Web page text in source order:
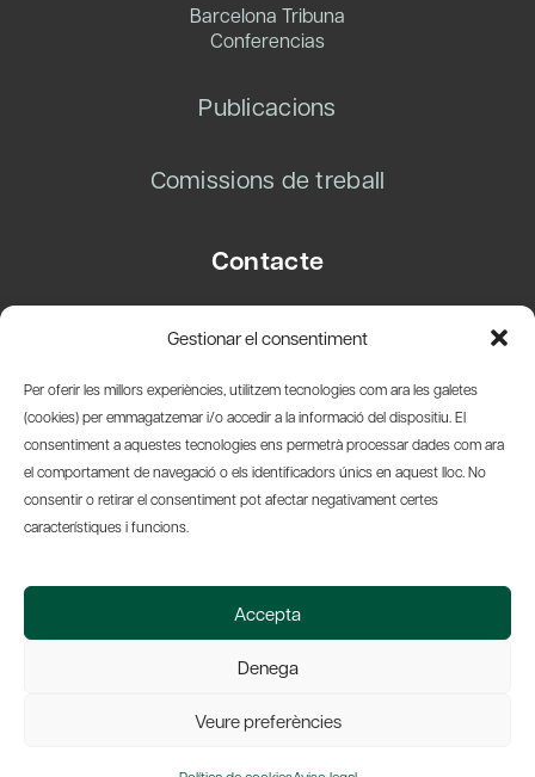
Gestionar el consentiment
Per oferir les millors experiències, utilitzem tecnologies com ara les galetes
(cookies) per emmagatzemar i/o accedir a la informació del dispositiu. El
consentiment a aquestes tecnologies ens permetrà processar dades com ara
el comportament de navegació o els identificadors únics en aquest lloc. No
consentir o retirar el consentiment pot afectar negativament certes
característiques i funcions.
Accepta
Denega
Veure preferències
Barcelona Tribuna
Conferencias
Publicacions
Comissions de treball
Contacte
08003 Barcelona
info@amicsdelpais.com
Suscripció Newsletter
© 2026 Societat Econòmica Barcelonesa d'Amics del País
Web by Ideamatic